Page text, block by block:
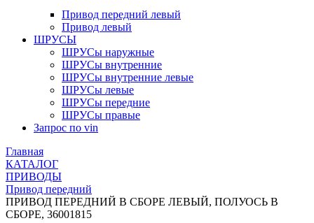
Привод передний левый
Привод левый
ШРУСЫ
ШРУСы наружные
ШРУСы внутренние
ШРУСы внутренние левые
ШРУСы левые
ШРУСы передние
ШРУСы правые
Запрос по vin
Главная
КАТАЛОГ
ПРИВОДЫ
Привод передний
ПРИВОД ПЕРЕДНИЙ В СБОРЕ ЛЕВЫЙ, ПОЛУОСЬ В
СБОРЕ, 36001815